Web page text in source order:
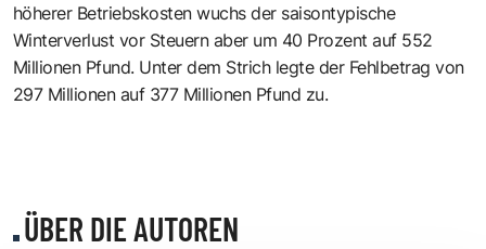
höherer Betriebskosten wuchs der saisontypische
Winterverlust vor Steuern aber um 40 Prozent auf 552
Millionen Pfund. Unter dem Strich legte der Fehlbetrag von
297 Millionen auf 377 Millionen Pfund zu.
ÜBER DIE AUTOREN